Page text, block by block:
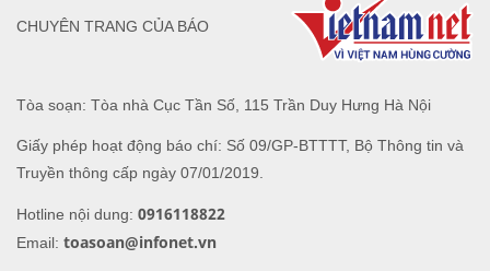
Tòa soạn: Tòa nhà Cục Tần Số, 115 Trần Duy Hưng Hà Nội
Giấy phép hoạt động báo chí: Số 09/GP-BTTTT, Bộ Thông tin và
Truyền thông cấp ngày 07/01/2019.
Hotline nội dung: 0916118822
Email: toasoan@infonet.vn
CHUYÊN TRANG CỦA BÁO